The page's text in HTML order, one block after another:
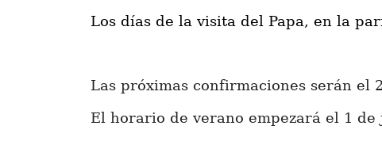
Los días de la visita del Papa, en la
Las próximas confirmaciones serán el
El horario de verano empezará el 1